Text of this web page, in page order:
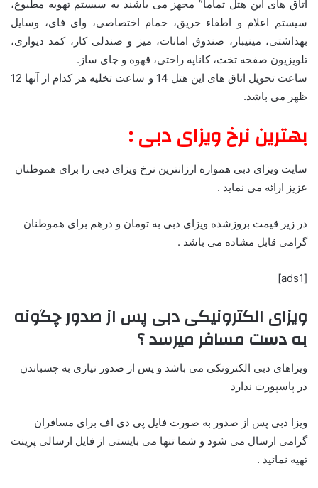
اتاق های این هتل تماما” مجهز می باشند به سیستم تهویه مطبوع،
سیستم اعلام و اطفاء حریق، حمام اختصاصی، وای فای، وسایل
بهداشتی، مینیبار، صندوق امانات، میز و صندلی کار، کمد دیواری،
تلویزیون صفحه تخت، کاناپه راحتی، قهوه و چای ساز.
ساعت تحویل اتاق های این هتل 14 و ساعت تخلیه هر کدام از آنها 12
ظهر می باشد.
بهترین نرخ ویزای دبی :
سایت ویزای دبی همواره ارزانترین نرخ ویزای دبی را برای هموطنان
عزیز ارائه می نماید .
در زیر قیمت بروزشده ویزای دبی به تومان و درهم برای هموطنان
گرامی قابل مشاده می باشد .
[ads1]
ویزای الکترونیکی دبی پس از صدور چگونه
به دست مسافر میرسد ؟
ویزاهای دبی الکترونکی می باشد و پس از صدور نیازی به چسباندن
در پاسپورت ندارد
ویزا دبی پس از صدور به صورت فایل پی دی اف برای مسافران
گرامی ارسال می شود و شما تنها می بایستی از فایل ارسالی پرینت
تهیه نمائید .